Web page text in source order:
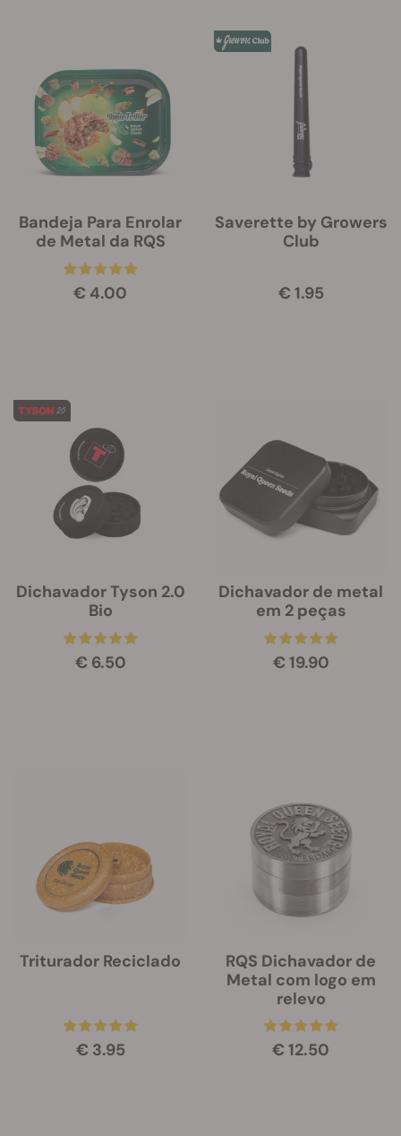
Bandeja Para Enrolar
de Metal da RQS
€ 4.00
Saverette by Growers
Club
€ 1.95
Dichavador Tyson 2.0
Bio
€ 6.50
Dichavador de metal
em 2 peças
€ 19.90
Triturador Reciclado
€ 3.95
RQS Dichavador de
Metal com logo em
relevo
€ 12.50